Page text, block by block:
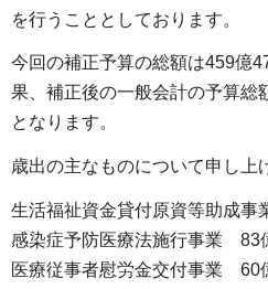
を行うこととしております。
今回の補正予算の総額は459億
果、補正後の一般会計の予算総
となります。
歳出の主なものについて申し上
生活福祉資金貸付原資等助成事
感染症予防医療法施行事業
83
医療従事者慰労金交付事業
60